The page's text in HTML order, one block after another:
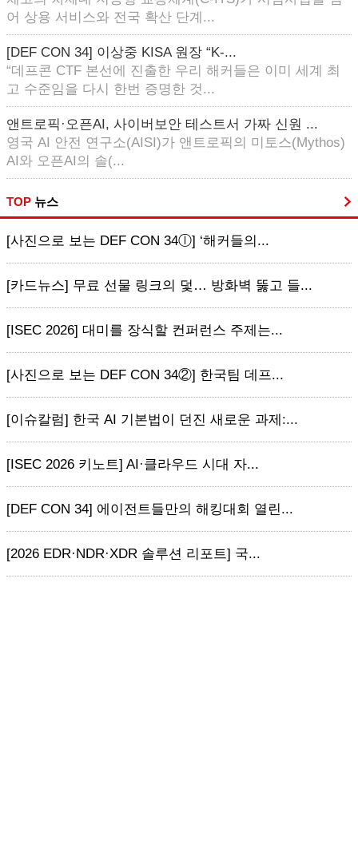
어 상용 서비스와 전국 확산 단계...
[DEF CON 34] 이상중 KISA 원장 “K-...
“데프콘 CTF 본선에 진출한 우리 해커들은 이미 세계 최
고 수준임을 다시 한번 증명한 것...
앤트로픽·오픈AI, 사이버보안 테스트서 가짜 신원 ...
영국 AI 안전 연구소(AISI)가 앤트로픽의 미토스(Mythos)
AI와 오픈AI의 솔(...
TOP 뉴스
[사진으로 보는 DEF CON 34ⓛ] ‘해커들의...
[카드뉴스] 무료 선물 링크의 덫… 방화벽 뚫고 들...
[ISEC 2026] 대미를 장식할 컨퍼런스 주제는...
[사진으로 보는 DEF CON 34②] 한국팀 데프...
[이슈칼럼] 한국 AI 기본법이 던진 새로운 과제:...
[ISEC 2026 키노트] AI·클라우드 시대 자...
[DEF CON 34] 에이전트들만의 해킹대회 열린...
[2026 EDR·NDR·XDR 솔루션 리포트] 국...